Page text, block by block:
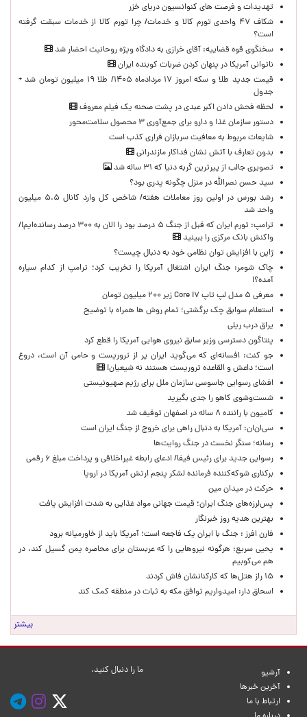
تهدیدات و فرصت های کنوانسیون دریای خزر
شکاف ۴۷ واحدی تورم کالا و خدمات/ چرا تورم کالا از خدمات سبقت گرفته
است؟
سخنگوی قوه قضاییه: آقای خرازی به دادگاه ویژه روحانیت احضار شد
ناتوانی آمریکا در پنهان کردن ضربات کوبنده ایران
قیمت جدید طلا و سکه امروز ۱۷ مردادماه ۱۴۰۵/ طلا ۱۹ میلیون تومان شد +
جدول
لحظه‌ فحش دادن اکبر عبدی در پشت صحنه یک فیلم معروف
دستور سازمان غذا و دارو برای جمع‌آوری ۳ محصول سلامت‌محور
شایعات مربوط به معافیت سربازان فراری کذب است
بدون تعارف با آتش نشان فداکار مازندرانی
تصویری جالب از پیرترین گربه دنیا که ۳۱ ساله شد
سید حسن نصرالله در منزل چگونه پدری بود؟
رشد بورس در اولین روز معاملات هفته/ شاخص کل وارد کانال ۵.۵ میلیون
واحد شد
ترامپ: تورم ایران که قبل از جنگ ۵ درصد بود را الان به ۳۰۰ درصد رسانده‌ایم!/
واکنش بانک مرکزی را ببینید
ژاپن با افزایش توان نظامی خود به دنبال چیست؟
چاک شومر: جنگ ایران اشتغال آمریکا را تخریب کرد؛ ترامپ از کدام سیاره
آمده؟!
معرفی ۵ مدل لپ تاپ Core i۷ زیر ۲۰۰ میلیون تومان
استعلام سوابق چک برگشتی؛ تمام روش ها همراه با توضیح
یراق درب ریلی
پنتاگون دسترسی وزیر سابق نیروی هوایی آمریکا را قطع کرد
جو کنت: افسانه‌ای که می‌گوید ایران پر از تروریست و حامی آن است، دروغ
است؛ داعش و القاعده تروریست هستند نه شیعیان!
افشای رسوایی جاسوسی سازمان ملل برای رژیم صهیونیستی
شست‌وشوی کاهو را جدی بگیرید
کامیون با راننده ۸ ساله در اصفهان توقیف شد
سی‌ان‌ان: آمریکا به دنبال راهی برای خروج از جنگ ایران است
رسانه؛ سنگر نخست در جنگ روایت‌ها
رسوایی جدید برای رئیس فیفا/ ادعای رابطه غیراخلاقی و پرداخت مبلغ ۶ رقمی
برکناری شوکه‌کننده فرمانده لشکر پنجم ارتش آمریکا در اروپا
حركت در ميدان مين
پس‌لرزه‌های جنگ ایران؛ قیمت جهانی مواد غذایی به شدت افزایش یافت
بهترین هدیه روز خبرنگار
فارن افرز : جنگ با ایران یک فاجعه است؛ آمریکا باید از خاورمیانه برود
یحیی سریع: هرگونه نیروهایی را که عربستان برای محاصره یمن گسیل کند، در
هم می‌کوبیم
۱۵ راز هتل‌ها که کارکنانشان فاش کردند
اسحاق دار: امیدواریم توافق مکه به ثبات در منطقه کمک کند
بیشتر
آرشیو
آخرین خبرها
ارتباط با ما
ما را دنبال کنید.